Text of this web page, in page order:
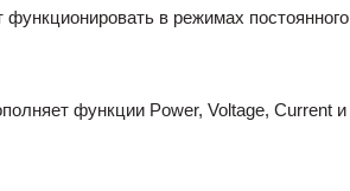
в режимах постоянного
функции Power, Voltage, Current и